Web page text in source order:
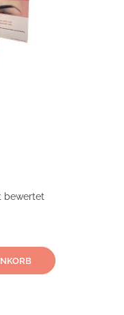
bewertet